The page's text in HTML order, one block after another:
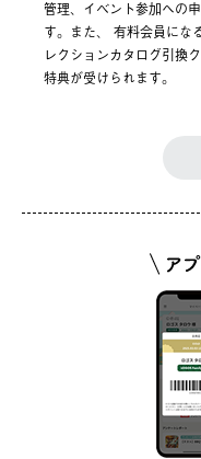
管理、イベント参加への
す。また、 有料会員にな
レクションカタログ引換
特典が受けられます。